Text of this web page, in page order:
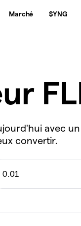
Marché $YNG
avec
convertir.